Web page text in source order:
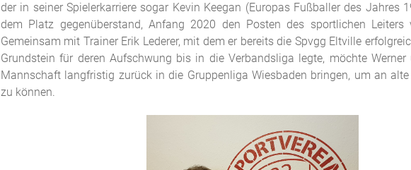
der in seiner Spielerkarriere sogar Kevin Keegan (Europas Fußballer des Jahres
dem Platz gegenüberstand, Anfang 2020 den Posten des sportlichen Leiters
Gemeinsam mit Trainer Erik Lederer, mit dem er bereits die Spvgg Eltville
Grundstein für deren Aufschwung bis in die Verbandsliga legte, möchte Werner
Mannschaft langfristig zurück in die Gruppenliga Wiesbaden bringen, um an
zu können.